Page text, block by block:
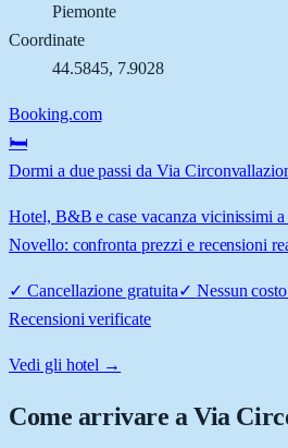
Piemonte
Coordinate
44.5845, 7.9028
Booking.com
🛏️
Dormi a due passi da Via
Hotel, B&B e case vacanza vicinissimi
Novello: confronta prezzi e recensioni
✓ Cancellazione gratuita✓ Nessun
Recensioni verificate
Vedi gli hotel →
Come arrivare aVia